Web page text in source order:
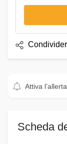
Attiva
Scheda